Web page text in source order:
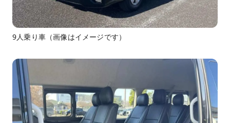
9人乗り車（画像はイメージです）